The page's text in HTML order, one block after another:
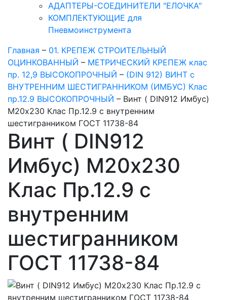
АДАПТЕРЫ-СОЕДИНИТЕЛИ "ЕЛОЧКА"
КОМПЛЕКТУЮЩИЕ для
Пневмоинструмента
Главная – 01. КРЕПЕЖ СТРОИТЕЛЬНЫЙ
ОЦИНКОВАННЫЙ – МЕТРИЧЕСКИЙ КРЕПЕЖ клас
пр. 12,9 ВЫСОКОПРОЧНЫЙ – (DIN 912) ВИНТ с
ВНУТРЕННИМ ШЕСТИГРАННИКОМ (ИМБУС) Клас
пр.12.9 ВЫСОКОПРОЧНЫЙ – Винт ( DIN912 Имбус)
М20х230 Клас Пр.12.9 с внутренним
шестигранником ГОСТ 11738-84
Винт ( DIN912
Имбус) М20х230
Клас Пр.12.9 с
внутренним
шестигранником
ГОСТ 11738-84